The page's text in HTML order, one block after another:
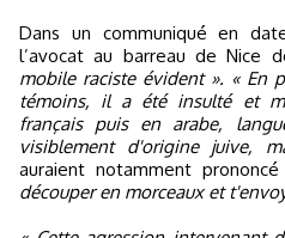
Dans un communiqué en
l’avocat au barreau de Nice
mobile raciste évident ». « En
témoins, il a été insulté et
français puis en arabe,
visiblement d'origine juive,
auraient notamment
découper en morceaux et